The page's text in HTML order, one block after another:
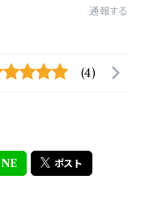
通報する
(4)
ポスト